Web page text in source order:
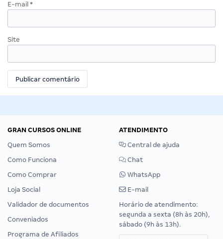
E-mail *
Site
GRAN CURSOS ONLINE
Quem Somos
Como Funciona
Como Comprar
Loja Social
Validador de documentos
Conveniados
Programa de Afiliados
ATENDIMENTO
Central de ajuda
Chat
WhatsApp
E-mail
Horário de atendimento:
segunda a sexta (8h às 20h),
sábado (9h às 13h).